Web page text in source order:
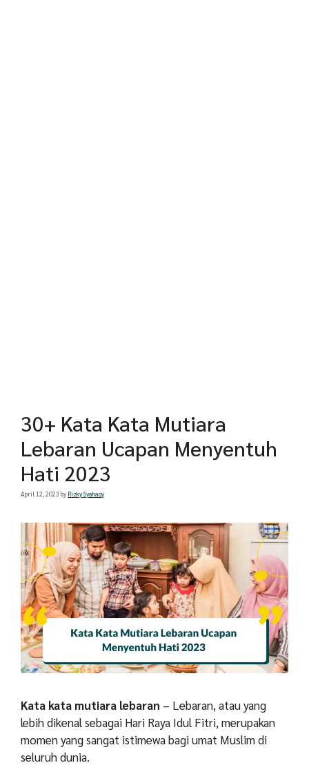
30+ Kata Kata Mutiara
Lebaran Ucapan Menyentuh
Hati 2023
April 12, 2023 by Rizky Syahaqy
Kata kata mutiara lebaran – Lebaran, atau yang
lebih dikenal sebagai Hari Raya Idul Fitri, merupakan
momen yang sangat istimewa bagi umat Muslim di
seluruh dunia.